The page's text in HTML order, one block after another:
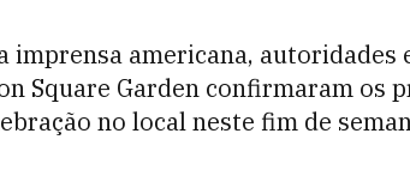
imprensa americana,
Square Garden confirmaram os
no local neste fim de